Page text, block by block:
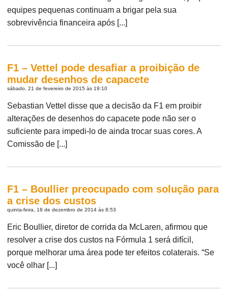
equipes pequenas continuam a brigar pela sua
sobrevivência financeira após [...]
F1 – Vettel pode desafiar a proibição de
mudar desenhos de capacete
sábado, 21 de fevereiro de 2015 às 19:10
Sebastian Vettel disse que a decisão da F1 em proibir
alterações de desenhos do capacete pode não ser o
suficiente para impedi-lo de ainda trocar suas cores. A
Comissão de [...]
F1 – Boullier preocupado com solução para
a crise dos custos
quinta-feira, 18 de dezembro de 2014 às 8:53
Eric Boullier, diretor de corrida da McLaren, afirmou que
resolver a crise dos custos na Fórmula 1 será difícil,
porque melhorar uma área pode ter efeitos colaterais. “Se
você olhar [...]